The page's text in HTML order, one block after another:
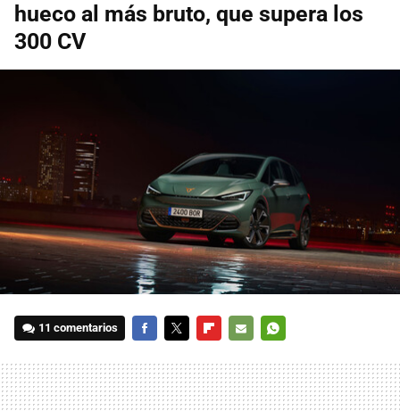
hueco al más bruto, que supera los
300 CV
11 comentarios
MAIL